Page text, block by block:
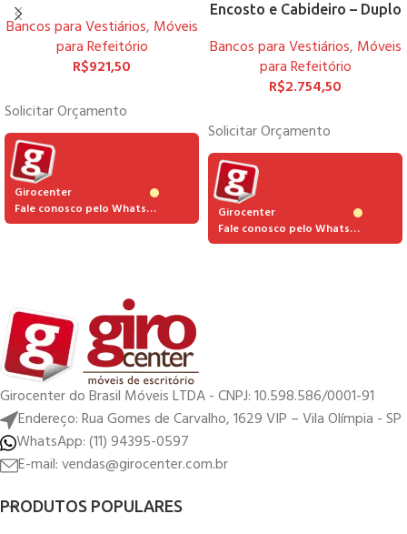
Bancos para Vestiários, Móveis
para Refeitório
R$921,50
Solicitar Orçamento
Girocenter
Fale conosco pelo Whatsapp
Encosto e Cabideiro – Duplo
Bancos para Vestiários, Móveis
para Refeitório
R$2.754,50
Solicitar Orçamento
Girocenter
Fale conosco pelo Whatsapp
Girocenter do Brasil Móveis LTDA - CNPJ: 10.598.586/0001-91
Endereço: Rua Gomes de Carvalho, 1629 VIP – Vila Olímpia - SP
WhatsApp: (11) 94395-0597
E-mail: vendas@girocenter.com.br
PRODUTOS POPULARES